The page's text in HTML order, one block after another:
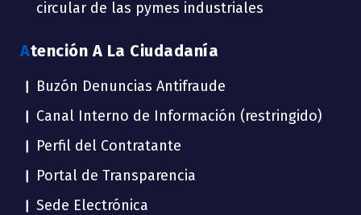
circular de las pymes industriales
Atención A La Ciudadanía
Buzón Denuncias Antifraude
Canal Interno de Información (restringido)
Perfil del Contratante
Portal de Transparencia
Sede Electrónica